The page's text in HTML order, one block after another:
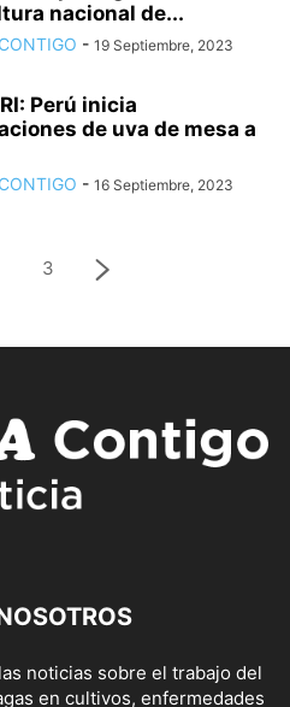
nacional de...
- 19 Septiembre, 2023
Perú inicia
de uva de mesa a
- 16 Septiembre, 2023
3
noticias sobre el trabajo del
en cultivos, enfermedades